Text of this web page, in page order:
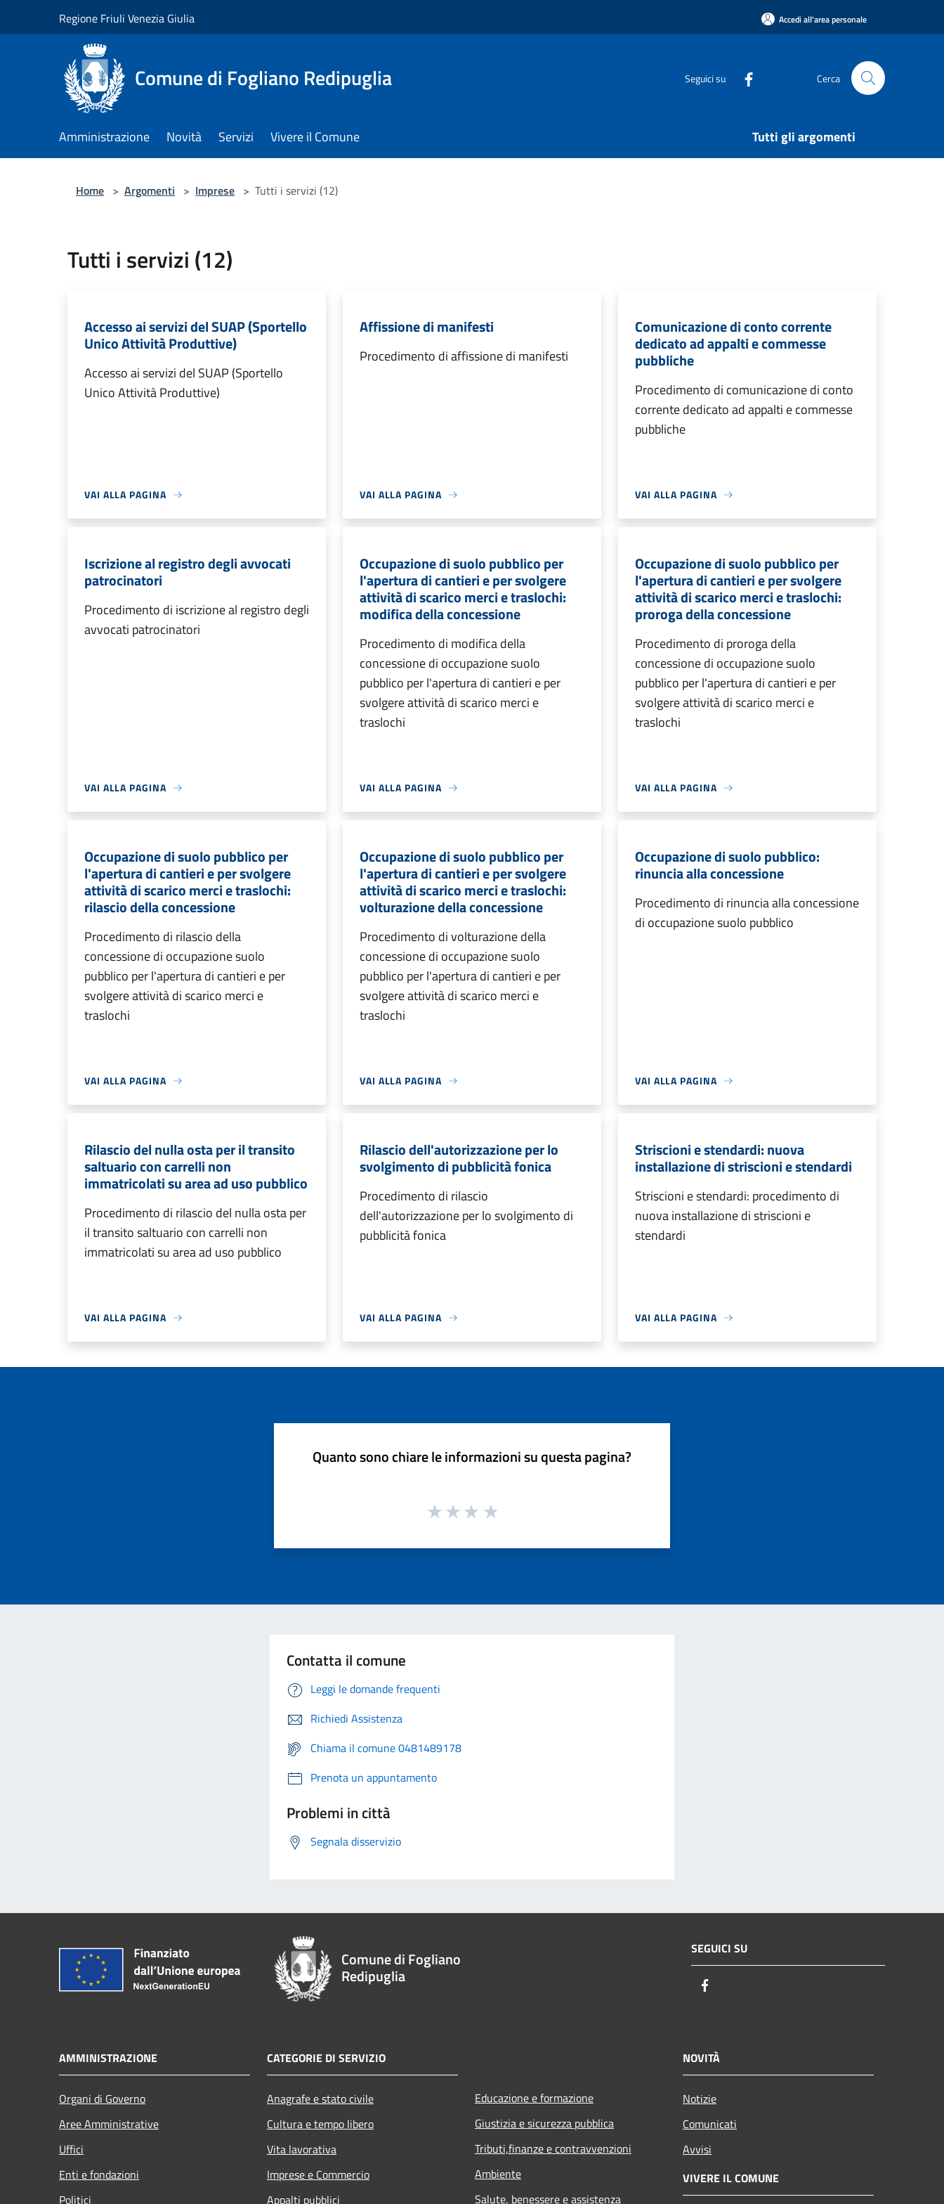
Regione Friuli Venezia Giulia Accedi all'area personale
Comune di Fogliano Redipuglia Seguici su Cerca
Amministrazione Novità Servizi Vivere il Comune Tutti gli argomenti
Home > Argomenti > Imprese > Tutti i servizi (12)
Tutti i servizi (12)
Accesso ai servizi del SUAP (Sportello
Unico Attività Produttive)
Accesso ai servizi del SUAP (Sportello
Unico Attività Produttive)
VAI ALLA PAGINA
Affissione di manifesti
Procedimento di affissione di manifesti
VAI ALLA PAGINA
Comunicazione di conto corrente
dedicato ad appalti e commesse
pubbliche
Procedimento di comunicazione di conto
corrente dedicato ad appalti e commesse
pubbliche
VAI ALLA PAGINA
Iscrizione al registro degli avvocati
patrocinatori
Procedimento di iscrizione al registro degli
avvocati patrocinatori
VAI ALLA PAGINA
Occupazione di suolo pubblico per
l'apertura di cantieri e per svolgere
attività di scarico merci e traslochi:
modifica della concessione
Procedimento di modifica della
concessione di occupazione suolo
pubblico per l'apertura di cantieri e per
svolgere attività di scarico merci e
traslochi
VAI ALLA PAGINA
Occupazione di suolo pubblico per
l'apertura di cantieri e per svolgere
attività di scarico merci e traslochi:
proroga della concessione
Procedimento di proroga della
concessione di occupazione suolo
pubblico per l'apertura di cantieri e per
svolgere attività di scarico merci e
traslochi
VAI ALLA PAGINA
Occupazione di suolo pubblico per
l'apertura di cantieri e per svolgere
attività di scarico merci e traslochi:
rilascio della concessione
Procedimento di rilascio della
concessione di occupazione suolo
pubblico per l'apertura di cantieri e per
svolgere attività di scarico merci e
traslochi
VAI ALLA PAGINA
Occupazione di suolo pubblico per
l'apertura di cantieri e per svolgere
attività di scarico merci e traslochi:
volturazione della concessione
Procedimento di volturazione della
concessione di occupazione suolo
pubblico per l'apertura di cantieri e per
svolgere attività di scarico merci e
traslochi
VAI ALLA PAGINA
Occupazione di suolo pubblico:
rinuncia alla concessione
Procedimento di rinuncia alla concessione
di occupazione suolo pubblico
VAI ALLA PAGINA
Rilascio del nulla osta per il transito
saltuario con carrelli non
immatricolati su area ad uso pubblico
Procedimento di rilascio del nulla osta per
il transito saltuario con carrelli non
immatricolati su area ad uso pubblico
VAI ALLA PAGINA
Rilascio dell'autorizzazione per lo
svolgimento di pubblicità fonica
Procedimento di rilascio
dell'autorizzazione per lo svolgimento di
pubblicità fonica
VAI ALLA PAGINA
Striscioni e stendardi: nuova
installazione di striscioni e stendardi
Striscioni e stendardi: procedimento di
nuova installazione di striscioni e
stendardi
VAI ALLA PAGINA
Quanto sono chiare le informazioni su questa pagina?
Contatta il comune
Leggi le domande frequenti
Richiedi Assistenza
Chiama il comune 0481489178
Prenota un appuntamento
Problemi in città
Segnala disservizio
Comune di Fogliano
Redipuglia
SEGUICI SU
AMMINISTRAZIONE
Organi di Governo
Aree Amministrative
Uffici
Enti e fondazioni
Politici
CATEGORIE DI SERVIZIO
Anagrafe e stato civile
Cultura e tempo libero
Vita lavorativa
Imprese e Commercio
Appalti pubblici
Educazione e formazione
Giustizia e sicurezza pubblica
Tributi,finanze e contravvenzioni
Ambiente
Salute, benessere e assistenza
NOVITÀ
Notizie
Comunicati
Avvisi
VIVERE IL COMUNE